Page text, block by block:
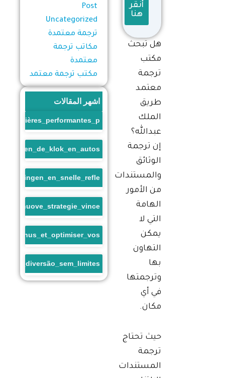
أُنقر
هنا
هل تبحث
مكتب
ترجمة
معتمد
طريق
الملك
عبدالله؟
إن ترجمة
الوثائق
والمستندات
من الأمور
الهامة
التي لا
يمكن
التهاون
بها
وترجمتها
في أي
مكان.
حيث تحتاج
ترجمة
المستندات
Post
Uncategorized
ترجمة معتمدة
مكاتب ترجمة
معتمدة
مكتب ترجمة معتمد
اشهر المقالات